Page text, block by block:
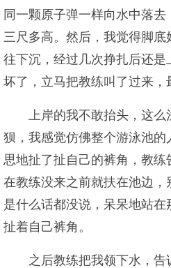
同一颗原子弹一样向水中落
三尺多高。然后，我觉得脚
往下沉，经过几次挣扎后还
坏了，立马把教练叫了过来，
上岸的我不敢抬头，这么
狈，我感觉仿佛整个游泳池
思地扯了扯自己的裤角，教练
在教练没来之前就扶在池边，
是什么话都没说，呆呆地站
扯着自己裤角。
之后教练把我领下水，